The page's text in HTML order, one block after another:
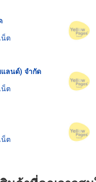
ต
ลนด์) จำกัด
ต
ต